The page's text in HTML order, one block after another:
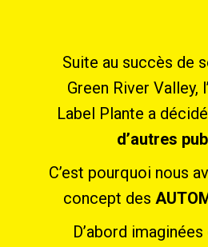
Suite au succès de
Green River Valley,
Label Plante a
d’autres
C’est pourquoi nous
concept des
D’abord